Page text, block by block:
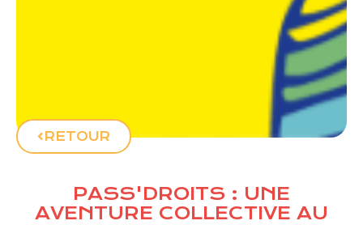
RETOUR
PASS'DROITS : UNE
AVENTURE COLLECTIVE AU